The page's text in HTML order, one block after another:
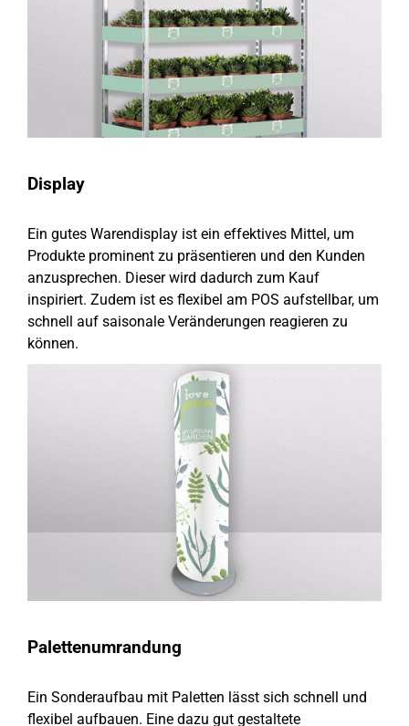
Display
Ein gutes Warendisplay ist ein effektives Mittel, um
Produkte prominent zu präsentieren und den Kunden
anzusprechen. Dieser wird dadurch zum Kauf
inspiriert. Zudem ist es flexibel am POS aufstellbar, um
schnell auf saisonale Veränderungen reagieren zu
können.
Palettenumrandung
Ein Sonderaufbau mit Paletten lässt sich schnell und
flexibel aufbauen. Eine dazu gut gestaltete